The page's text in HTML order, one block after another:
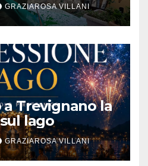
GRAZIAROSA VILLANI
a Trevignano la
lago
GRAZIAROSA VILLANI